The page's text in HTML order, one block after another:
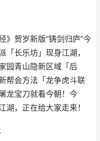
》贺岁新版“铸剑归庐”今
「长乐坊」现身江湖，
园青山隐新区域「后
帮会方法「龙争虎斗联
龙宝刀就看今朝！今
湖，正在给大家走来！